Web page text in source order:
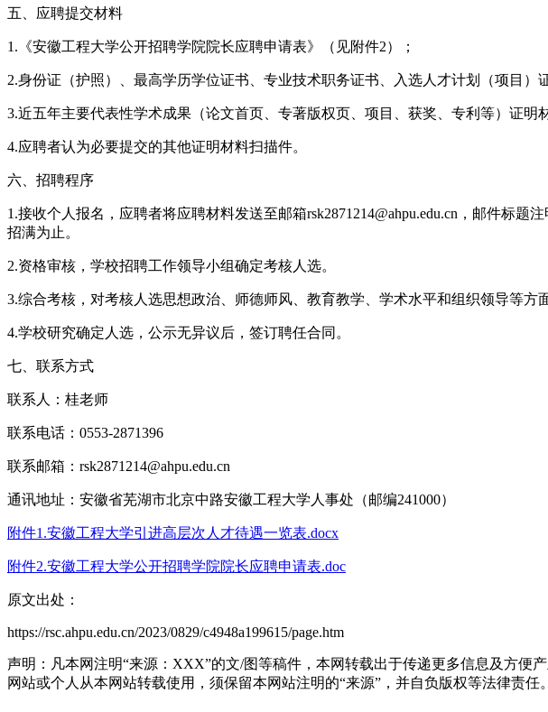
五、应聘提交材料
1.《安徽工程大学公开招聘学院院长应聘申请表》（见附件2）；
2.身份证（护照）、最高学历学位证书、专业技术职务证书、入选人才计划（项目）
3.近五年主要代表性学术成果（论文首页、专著版权页、项目、获奖、专利等）证明
4.应聘者认为必要提交的其他证明材料扫描件。
六、招聘程序
1.接收个人报名，应聘者将应聘材料发送至邮箱rsk2871214@ahpu.edu.cn，邮件标题
招满为止。
2.资格审核，学校招聘工作领导小组确定考核人选。
3.综合考核，对考核人选思想政治、师德师风、教育教学、学术水平和组织领导等方
4.学校研究确定人选，公示无异议后，签订聘任合同。
七、联系方式
联系人：桂老师
联系电话：0553-2871396
联系邮箱：rsk2871214@ahpu.edu.cn
通讯地址：安徽省芜湖市北京中路安徽工程大学人事处（邮编241000）
附件1.安徽工程大学引进高层次人才待遇一览表.docx
附件2.安徽工程大学公开招聘学院院长应聘申请表.doc
原文出处：
https://rsc.ahpu.edu.cn/2023/0829/c4948a199615/page.htm
声明：凡本网注明“来源：XXX”的文/图等稿件，本网转载出于传递更多信息及方便
网站或个人从本网站转载使用，须保留本网站注明的“来源”，并自负版权等法律责任